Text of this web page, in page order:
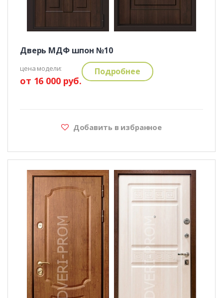
Дверь МДФ шпон №10
цена модели:
от 16 000 руб.
Подробнее
Добавить в избранное